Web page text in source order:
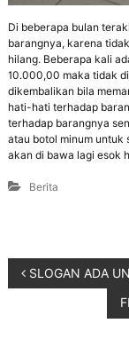
Di beberapa bulan
barangnya, karena
hilang. Beberapa kali
10.000,00 maka tidak
dikembalikan bila
hati-hati terhadap
terhadap barangnya
atau botol minum untuk
akan di bawa lagi esok
Berita
SLOGAN ADA